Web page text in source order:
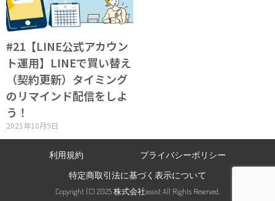
#21【LINE公式アカウン
ト運用】LINEで買い替え
（契約更新）タイミング
のリマインド配信をしよ
う！
2021年10月5日
利用規約
プライバシーポリシー
特定商取引法に基づく表示について
Copyright (C) 2025 株式会社assist All Rights Reserved.